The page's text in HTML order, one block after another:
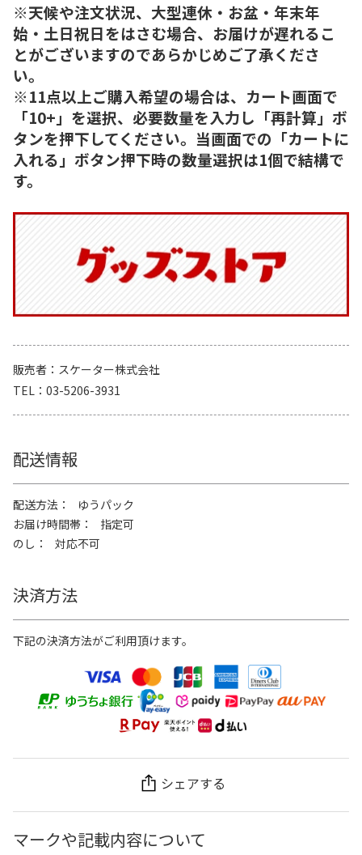
※天候や注文状況、大型連休・お盆・年末年
始・土日祝日をはさむ場合、お届けが遅れるこ
とがございますのであらかじめご了承くださ
い。
※11点以上ご購入希望の場合は、カート画面で
「10+」を選択、必要数量を入力し「再計算」ボ
タンを押下してください。当画面での「カートに
入れる」ボタン押下時の数量選択は1個で結構で
す。
販売者
スケーター株式会社
TEL
03-5206-3931
配送情報
配送方法
ゆうパック
お届け時間帯
指定可
のし
対応不可
決済方法
下記の決済方法がご利用頂けます。
シェアする
マークや記載内容について